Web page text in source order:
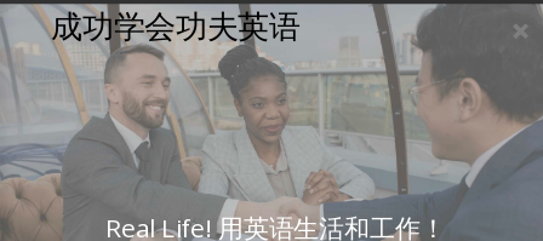
购买
注册
Toggle
navigation
咨询热线：
4006-979-088 或 0755-88820630
请问购买功夫英语教程里
面是否包括《The Third
成功学会功夫英语
Real Life! 用英语生活和工作！